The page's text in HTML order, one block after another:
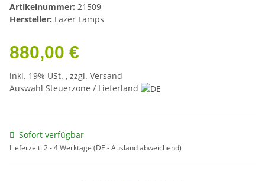
Artikelnummer: 21509
Hersteller: Lazer Lamps
880,00 €
inkl. 19% USt. , zzgl. Versand
Auswahl Steuerzone / Lieferland
Sofort verfügbar
Lieferzeit:2 - 4 Werktage (DE - Ausland abweichend)